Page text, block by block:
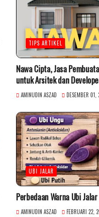
TIPS ARTIKEL
Nawa Cipta, Jasa
untuk Arsitek dan
AMINUDIN ASZAD DESEMBER 01,
UBI JALAR
Perbedaan Warna Ubi
AMINUDIN ASZAD FEBRUARI 22,